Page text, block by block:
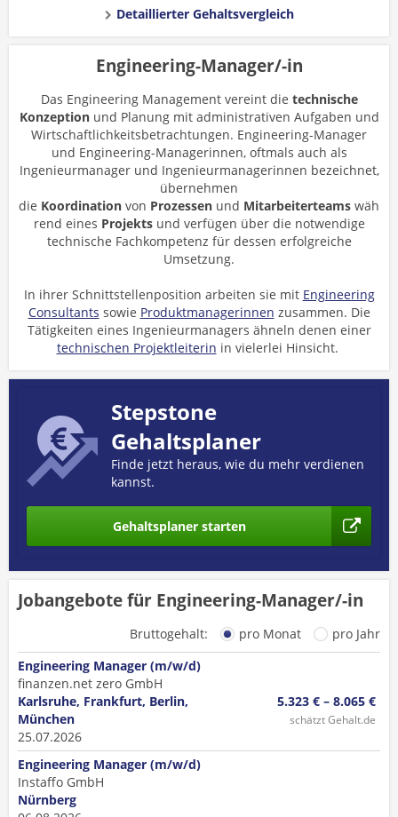
Detaillierter Gehaltsvergleich
Engineering-Manager/-in
Das Engineering Management vereint die technische
Konzeptionund Planung mit administrativen Aufgaben und
Wirtschaftlichkeitsbetrachtungen. Engineering-Manager
und Engineering-Managerinnen, oftmals auch als
Ingenieurmanager und Ingenieurmanagerinnen bezeichnet,
übernehmen
die Koordination von Prozessen und Mitarbeiterteams wäh
rend eines Projektsund verfügen über die notwendige
technische Fachkompetenz für dessen erfolgreiche
Umsetzung.
In ihrer Schnittstellenposition arbeiten sie mit Engineering
Consultants sowie Produktmanagerinnen zusammen. Die
Tätigkeiten eines Ingenieurmanagers ähneln denen einer
technischen Projektleiterin in vielerlei Hinsicht.
Stepstone
Gehaltsplaner
Finde jetzt heraus, wie du mehr verdienen
kannst.
Gehaltsplaner starten
Jobangebote für Engineering-Manager/-in
Bruttogehalt: pro Monat
pro Jahr
Engineering Manager (m/w/d)
finanzen.net zero GmbH
Karlsruhe, Frankfurt, Berlin,
München
25.07.2026
5.323 € – 8.065 €
schätzt Gehalt.de
Engineering Manager (m/w/d)
Instaffo GmbH
Nürnberg